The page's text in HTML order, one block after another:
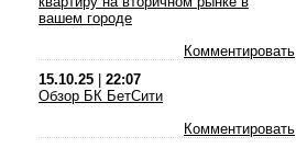
вашем городе
Комментировать
15.10.25
22:07
Обзор БК БетСити
Комментировать